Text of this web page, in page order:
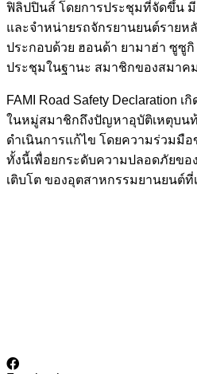
ฟิลิปปินส์ โดยการประชุมที่จัดขึ้น
และจำหน่ายรถจักรยานยนต์รายห
ประกอบด้วย ฮอนด้า ยามาฮ่า ซูซู
ประชุมในฐานะ สมาชิกของสมาค
FAMI Road Safety Declaration
ในหมู่สมาชิกถึงปัญหาอุบัติเหตุบน
ดำเนินการแก้ไข โดยความร่วมมื
ทั้งนี้เพื่อยกระดับความปลอดภัยขอ
เติบโต ของอุตสาหกรรมยานยนต์ที่